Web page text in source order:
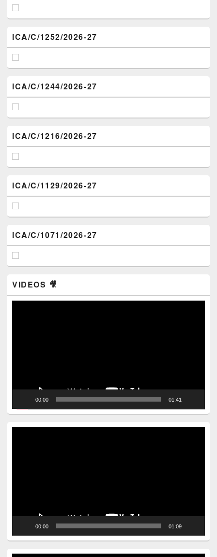
ICA/C/1252/2026-27
ICA/C/1244/2026-27
ICA/C/1216/2026-27
ICA/C/1129/2026-27
ICA/C/1071/2026-27
VIDEOS 🎥
00:00 01:41
00:00 01:09